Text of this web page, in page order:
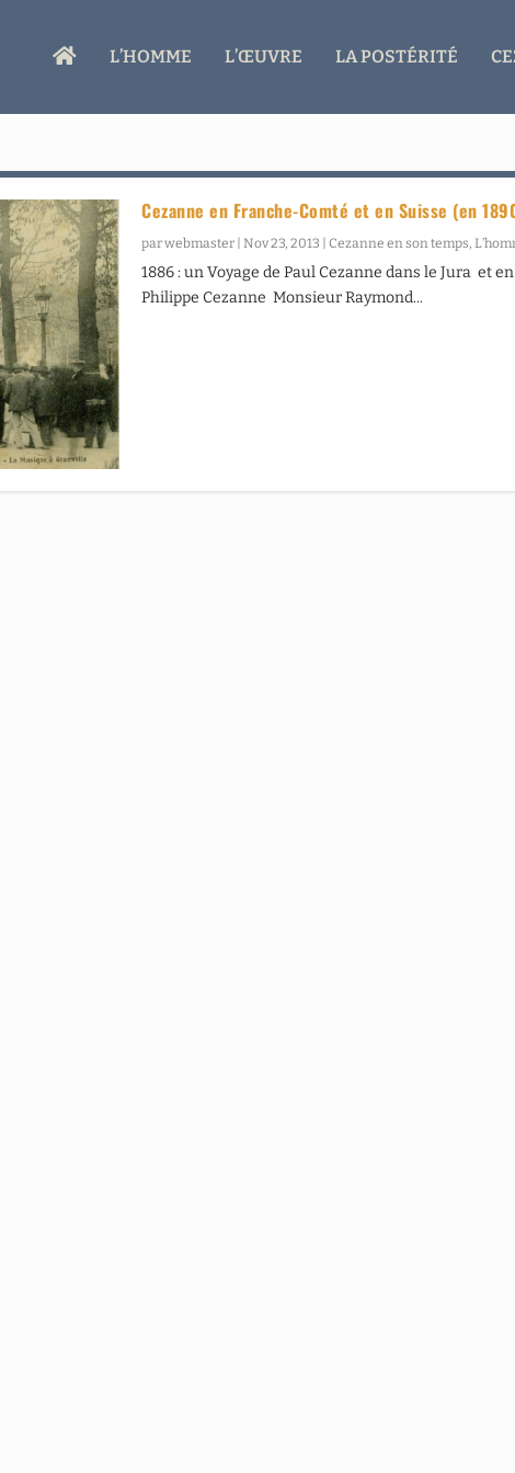
A
L’HOMME L’ŒUVRE LA POSTÉRITÉ
Cezanne en Franche-Comté et en Suisse (en
parwebmaster |Nov 23, 2013 |Cezanne en son temps,
1886 : un Voyage de Paul Cezanne dans le Jura et
Philippe Cezanne Monsieur Raymond...